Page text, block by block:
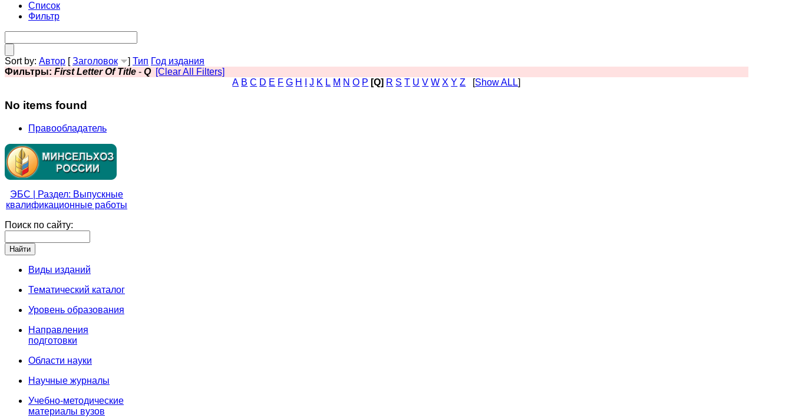
Список
Фильтр
Sort by: Автор [Заголовок ] Тип Год издания
Фильтры: First Letter Of Title - Q [Clear All Filters]
A B C D E F G H J K L M N O P [Q] R S T U V W X Y Z [Show ALL]
No items found
Правообладатель
ЭБС | Раздел: Выпускные
квалификационные работы
Поиск по сайту:
Виды изданий
Тематический каталог
Уровень образования
Направления
подготовки
Области науки
Научные журналы
Учебно-методические
материалы вузов